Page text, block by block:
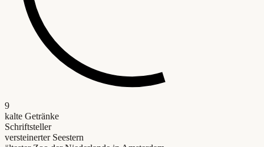
9
kalte Getränke
Schriftsteller
versteinerter Seestern